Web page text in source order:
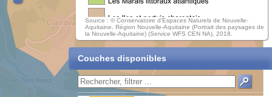
Source : © Conservatoire d'Espaces Naturels de Nouvelle-
Aquitaine, Région Nouvelle-Aquitaine (Portrait des paysages de
la Nouvelle-Aquitaine) (Service WFS CEN NA), 2018.
Couches disponibles